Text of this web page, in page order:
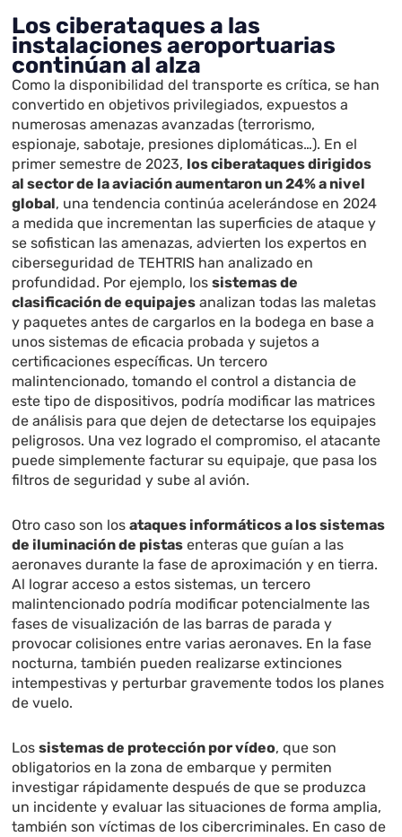
Los ciberataques a las
instalaciones aeroportuarias
continúan al alza
Como la disponibilidad del transporte es crítica, se han
convertido en objetivos privilegiados, expuestos a
numerosas amenazas avanzadas (terrorismo,
espionaje, sabotaje, presiones diplomáticas…). En el
primer semestre de 2023, los ciberataques dirigidos
al sector de la aviación aumentaron un 24% a nivel
global, una tendencia continúa acelerándose en 2024
a medida que incrementan las superficies de ataque y
se sofistican las amenazas, advierten los expertos en
ciberseguridad de TEHTRIS han analizado en
profundidad. Por ejemplo, lossistemas de
clasificación de equipajes analizan todas las maletas
y paquetes antes de cargarlos en la bodega en base a
unos sistemas de eficacia probada y sujetos a
certificaciones específicas. Un tercero
malintencionado, tomando el control a distancia de
este tipo de dispositivos, podría modificar las matrices
de análisis para que dejen de detectarse los equipajes
peligrosos. Una vez logrado el compromiso, el atacante
puede simplemente facturar su equipaje, que pasa los
filtros de seguridad y sube al avión.
Otro caso son losataques informáticos a los sistemas
de iluminación de pistas enteras que guían a las
aeronaves durante la fase de aproximación y en tierra.
Al lograr acceso a estos sistemas, un tercero
malintencionado podría modificar potencialmente las
fases de visualización de las barras de parada y
provocar colisiones entre varias aeronaves. En la fase
nocturna, también pueden realizarse extinciones
intempestivas y perturbar gravemente todos los planes
de vuelo.
Lossistemas de protección por vídeo, que son
obligatorios en la zona de embarque y permiten
investigar rápidamente después de que se produzca
un incidente y evaluar las situaciones de forma amplia,
también son víctimas de los cibercriminales. En caso de